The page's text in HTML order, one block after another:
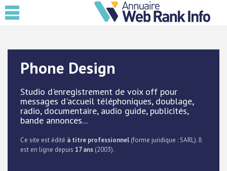
Phone Design
Studio d'enregistrement de voix off pour
messages d'accueil téléphoniques, doublage,
radio, documentaire, audio guide, publicités,
bande annonces...
Ce site est édité à titre professionnel (forme juridique : SARL). Il
est en ligne depuis 17 ans (2003).